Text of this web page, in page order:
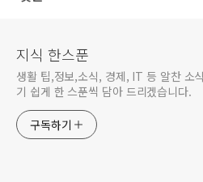
지식 한스푼
생활 팁,정보,소식, 경제, IT 등 알찬 소
기 쉽게 한 스푼씩 담아 드리겠습니다.
구독하기